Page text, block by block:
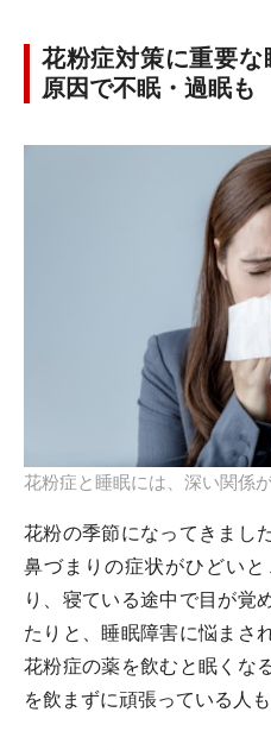
花粉症対策に重要
原因で不眠・過眠も
花粉症と睡眠には、深い関係
花粉の季節になってきまし
鼻づまりの症状がひどい
り、寝ている途中で目が覚
たりと、睡眠障害に悩まさ
花粉症の薬を飲むと眠くな
を飲まずに頑張っている人